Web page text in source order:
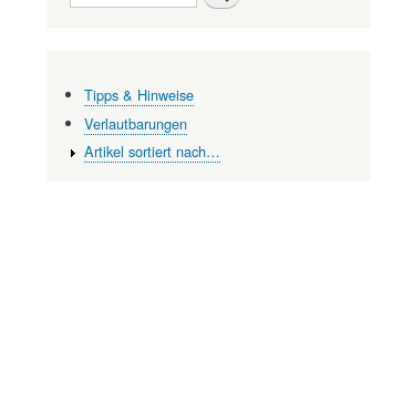
Tipps & Hinweise
Verlautbarungen
Artikel sortiert nach…